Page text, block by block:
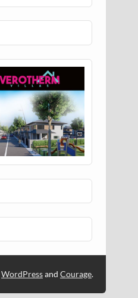
WordPressand Courage.